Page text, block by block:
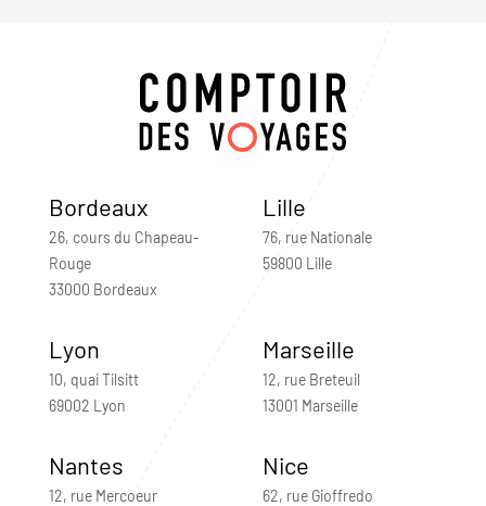
Bordeaux
26, cours du Chapeau-
Rouge
33000 Bordeaux
Lille
76, rue Nationale
59800 Lille
Lyon
10, quai Tilsitt
69002 Lyon
Marseille
12, rue Breteuil
13001 Marseille
Nantes
12, rue Mercoeur
Nice
62, rue Gioffredo